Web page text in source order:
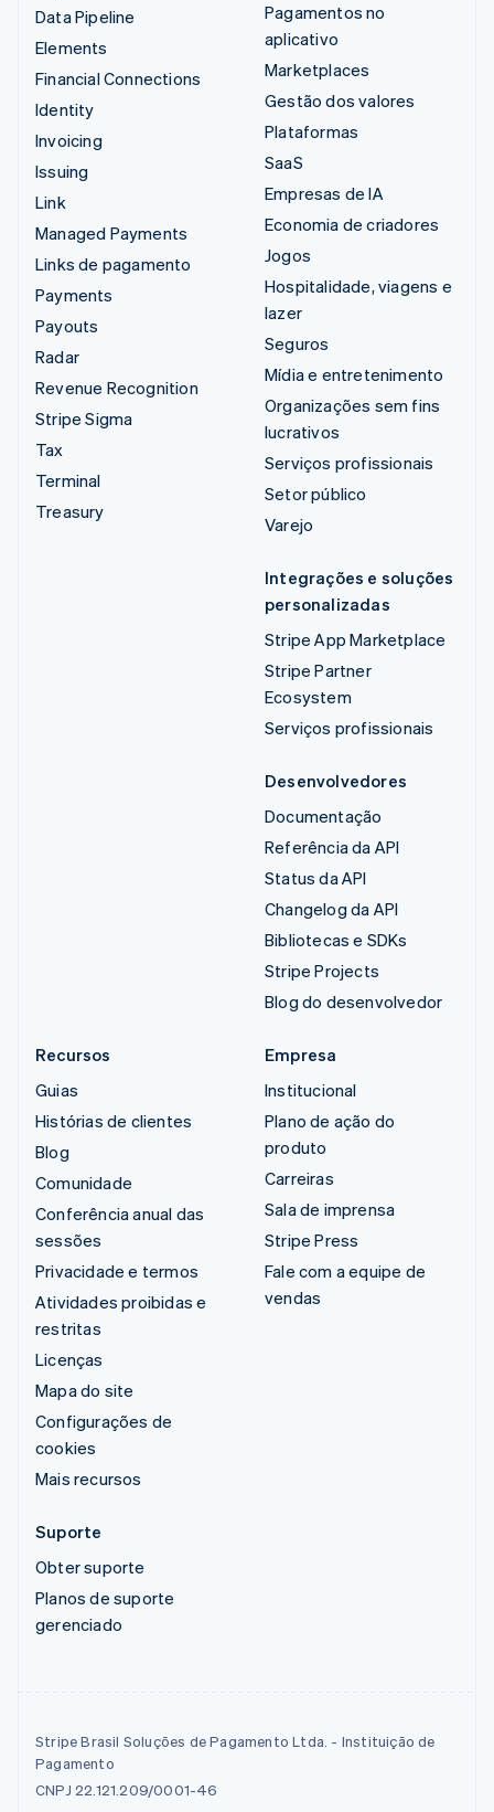
Data Pipeline
Elements
Financial Connections
Identity
Invoicing
Issuing
Link
Managed Payments
Links de pagamento
Payments
Payouts
Radar
Revenue Recognition
Stripe Sigma
Tax
Terminal
Treasury
Pagamentos no
aplicativo
Marketplaces
Gestão dos valores
Plataformas
SaaS
Empresas de IA
Economia de criadores
Jogos
Hospitalidade, viagens e
lazer
Seguros
Mídia e entretenimento
Organizações sem fins
lucrativos
Serviços profissionais
Setor público
Varejo
Integrações e soluções
personalizadas
Stripe App Marketplace
Stripe Partner
Ecosystem
Serviços profissionais
Desenvolvedores
Documentação
Referência da API
Status da API
Changelog da API
Bibliotecas e SDKs
Stripe Projects
Blog do desenvolvedor
Recursos
Guias
Histórias de clientes
Blog
Comunidade
Conferência anual das
sessões
Privacidade e termos
Atividades proibidas e
restritas
Licenças
Mapa do site
Configurações de
cookies
Mais recursos
Empresa
Institucional
Plano de ação do
produto
Carreiras
Sala de imprensa
Stripe Press
Fale com a equipe de
vendas
Suporte
Obter suporte
Planos de suporte
gerenciado
Stripe Brasil Soluções de Pagamento Ltda. - Instituição de
Pagamento
CNPJ 22.121.209/0001-46